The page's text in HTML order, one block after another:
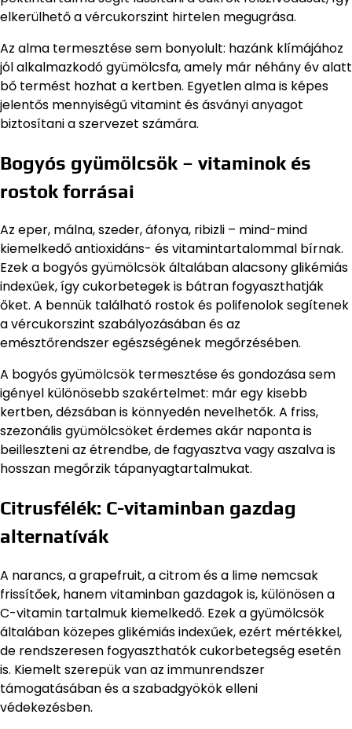
elkerülhető a vércukorszint hirtelen megugrása.
Az alma termesztése sem bonyolult: hazánk klímájához
jól alkalmazkodó gyümölcsfa, amely már néhány év alatt
bő termést hozhat a kertben. Egyetlen alma is képes
jelentős mennyiségű vitamint és ásványi anyagot
biztosítani a szervezet számára.
Bogyós gyümölcsök – vitaminok és
rostok forrásai
Az eper, málna, szeder, áfonya, ribizli – mind-mind
kiemelkedő antioxidáns- és vitamintartalommal bírnak.
Ezek a bogyós gyümölcsök általában alacsony glikémiás
indexűek, így cukorbetegek is bátran fogyaszthatják
őket. A bennük található rostok és polifenolok segítenek
a vércukorszint szabályozásában és az
emésztőrendszer egészségének megőrzésében.
A bogyós gyümölcsök termesztése és gondozása sem
igényel különösebb szakértelmet: már egy kisebb
kertben, dézsában is könnyedén nevelhetők. A friss,
szezonális gyümölcsöket érdemes akár naponta is
beilleszteni az étrendbe, de fagyasztva vagy aszalva is
hosszan megőrzik tápanyagtartalmukat.
Citrusfélék: C-vitaminban gazdag
alternatívák
A narancs, a grapefruit, a citrom és a lime nemcsak
frissítőek, hanem vitaminban gazdagok is, különösen a
C-vitamin tartalmuk kiemelkedő. Ezek a gyümölcsök
általában közepes glikémiás indexűek, ezért mértékkel,
de rendszeresen fogyaszthatók cukorbetegség esetén
is. Kiemelt szerepük van az immunrendszer
támogatásában és a szabadgyökök elleni
védekezésben.